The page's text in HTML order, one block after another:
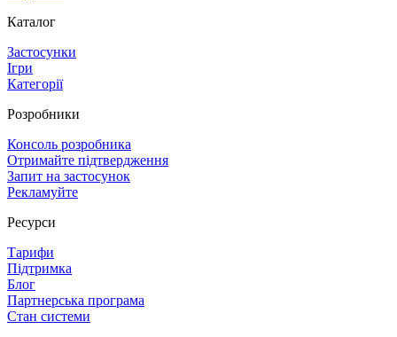
Каталог
Застосунки
Ігри
Категорії
Розробники
Консоль розробника
Отримайте підтвердження
Запит на застосунок
Рекламуйте
Ресурси
Тарифи
Підтримка
Блог
Партнерська програма
Стан системи